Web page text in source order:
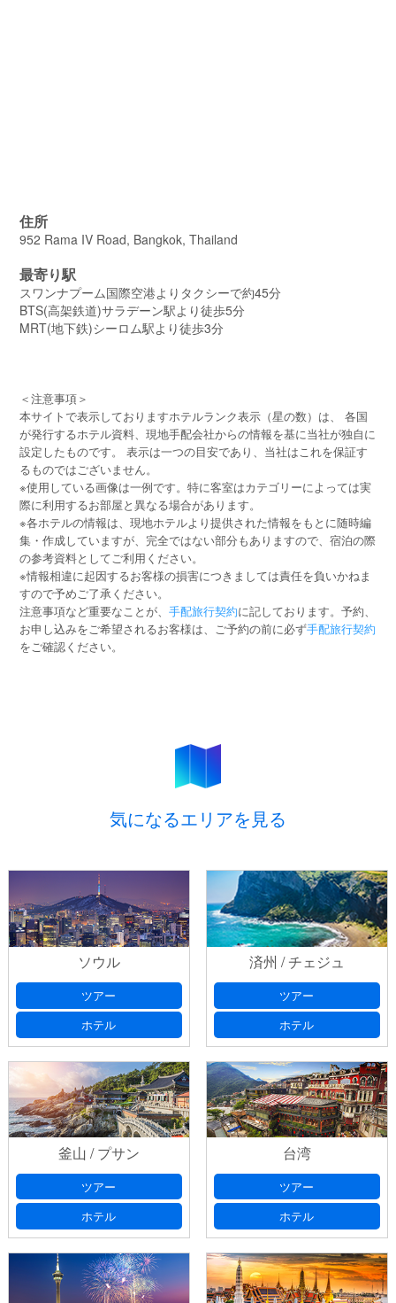
住所
952 Rama IV Road, Bangkok, Thailand
最寄り駅
スワンナプーム国際空港よりタクシーで約45分
BTS(高架鉄道)サラデーン駅より徒歩5分
MRT(地下鉄)シーロム駅より徒歩3分
＜注意事項＞
本サイトで表示しておりますホテルランク表示（星の数）は、 各国
が発行するホテル資料、現地手配会社からの情報を基に当社が独自に
設定したものです。 表示は一つの目安であり、当社はこれを保証す
るものではございません。
※使用している画像は一例です。特に客室はカテゴリーによっては実
際に利用するお部屋と異なる場合があります。
※各ホテルの情報は、現地ホテルより提供された情報をもとに随時編
集・作成していますが、完全ではない部分もありますので、宿泊の際
の参考資料としてご利用ください。
※情報相違に起因するお客様の損害につきましては責任を負いかねま
すので予めご了承ください。
注意事項など重要なことが、手配旅行契約に記しております。予約、
お申し込みをご希望されるお客様は、ご予約の前に必ず手配旅行契約
をご確認ください。
気になるエリアを見る
ソウル
ツアー
ホテル
済州 / チェジュ
ツアー
ホテル
釜山 / プサン
ツアー
ホテル
台湾
ツアー
ホテル